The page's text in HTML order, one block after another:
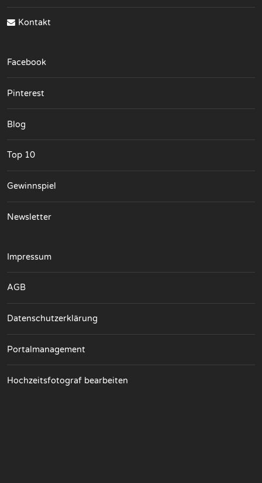
Kontakt
Facebook
Pinterest
Blog
Top 10
Gewinnspiel
Newsletter
Impressum
AGB
Datenschutzerklärung
Portalmanagement
Hochzeitsfotograf bearbeiten